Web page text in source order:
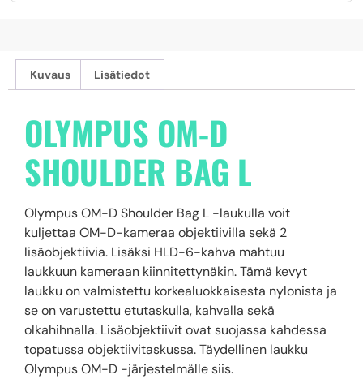
Kuvaus Lisätiedot
OLYMPUS OM-D
SHOULDER BAG L
Olympus OM-D Shoulder Bag L -laukulla voit
kuljettaa OM-D-kameraa objektiivilla sekä 2
lisäobjektiivia. Lisäksi HLD-6-kahva mahtuu
laukkuun kameraan kiinnitettynäkin. Tämä kevyt
laukku on valmistettu korkealuokkaisesta nylonista ja
se on varustettu etutaskulla, kahvalla sekä
olkahihnalla. Lisäobjektiivit ovat suojassa kahdessa
topatussa objektiivitaskussa. Täydellinen laukku
Olympus OM-D -järjestelmälle siis.